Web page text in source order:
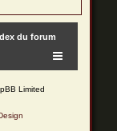
du forum
Limited